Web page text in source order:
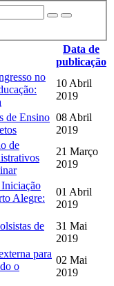
Data de
publicação
no
10 Abril
2019
de Ensino 08 Abril
2019
de
21 Março
2019
Alegre:
01 Abril
2019
de
31 Mai
2019
para
o
02 Mai
2019